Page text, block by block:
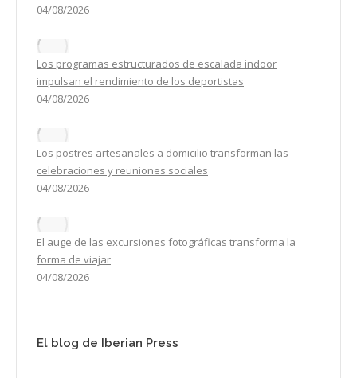
04/08/2026
Los programas estructurados de escalada indoor
impulsan el rendimiento de los deportistas
04/08/2026
Los postres artesanales a domicilio transforman las
celebraciones y reuniones sociales
04/08/2026
El auge de las excursiones fotográficas transforma la
forma de viajar
04/08/2026
El blog de Iberian Press